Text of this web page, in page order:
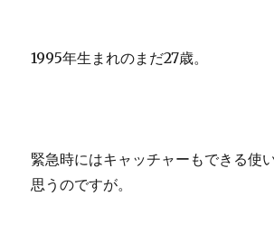
1995年生まれのまだ27歳。
緊急時にはキャッチャーもできる使
思うのですが。